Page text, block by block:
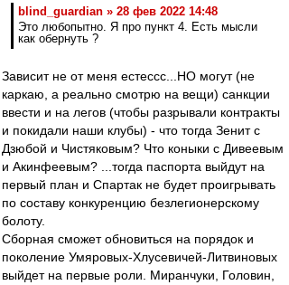
blind_guardian » 28 фев 2022 14:48
Это любопытно. Я про пункт 4. Есть мысли
как обернуть ?
Зависит не от меня естессс...НО могут (не
каркаю, а реально смотрю на вещи) санкции
ввести и на легов (чтобы разрывали контракты
и покидали наши клубы) - что тогда Зенит с
Дзюбой и Чистяковым? Что коныки с Дивеевым
и Акинфеевым? ...тогда паспорта выйдут на
первый план и Спартак не будет проигрывать
по составу конкуренцию безлегионерскому
болоту.
Сборная сможет обновиться на порядок и
поколение Умяровых-Хлусевичей-Литвиновых
выйдет на первые роли. Миранчуки, Головин,